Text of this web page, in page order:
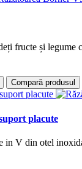
fructe și legume
Compară produsul
placute
in V din otel